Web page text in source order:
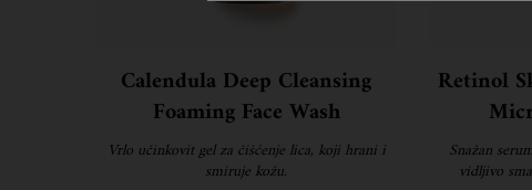
Calendula Deep Cleansing
Foaming Face Wash
Vrlo učinkovit gel za čišćenje lica, koji hrani i
smiruje kožu.
Retinol
Snažan
vidljivo